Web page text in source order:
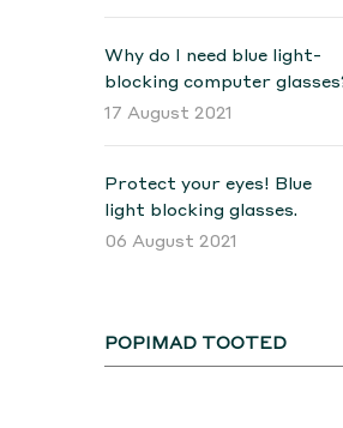
Why do I need blue light-
blocking computer
17 August 2021
Protect your eyes! Blue
light blocking glasses.
06 August 2021
POPIMAD TOOTED